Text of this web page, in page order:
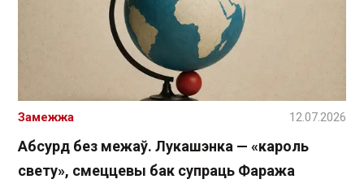
Абсурд без межаў. Лукашэнка — «кароль
свету», смеццевы бак супраць Фаража
Замежжа 12.07.2026